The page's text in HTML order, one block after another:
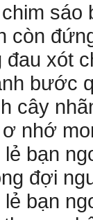
sáo
còn
đau xót
bước
cây
nhớ
bạn
đợi
bạn